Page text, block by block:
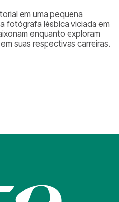
em uma pequena
fotógrafa lésbica viciada em
enquanto exploram
suas respectivas carreiras.